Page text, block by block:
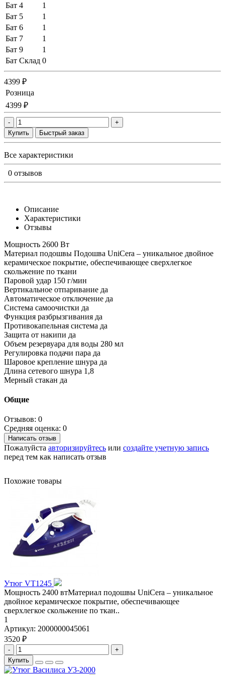
Бат 4
1
Бат 5
1
Бат 6
1
Бат 7
1
Бат 9
1
Бат Склад 0
4399 ₽
Розница
4399 ₽
-
+
Купить
Быстрый заказ
Все характеристики
0 отзывов
Описание
Характеристики
Отзывы
Мощность 2600 Вт
Материал подошвы Подошва UniCera – уникальное двойное
керамическое покрытие, обеспечивающее сверхлегкое
скольжение по ткани
Паровой удар 150 г/мин
Вертикальное отпаривание да
Автоматическое отключение да
Система самоочистки да
Функция разбрызгивания да
Противокапельная система да
Защита от накипи да
Объeм резервуара для воды 280 мл
Регулировка подачи пара да
Шаровое крепление шнура да
Длина сетевого шнура 1,8
Мерный стакан да
Общие
Отзывов: 0
Средняя оценка: 0
Написать отзыв
Пожалуйста авторизируйтесь или создайте учетную запись
перед тем как написать отзыв
Похожие товары
Утюг VT1245
Мощность 2400 втМатериал подошвы UniCera – уникальное
двойное керамическое покрытие, обеспечивающее
сверхлегкое скольжение по ткан..
1
Артикул: 2000000045061
3520 ₽
-
+
Купить